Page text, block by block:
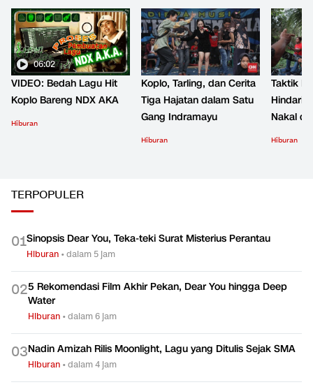
06:02
VIDEO: Bedah Lagu Hit
Koplo Bareng NDX AKA
Hiburan
Koplo, Tarling, dan Cerita
Tiga Hajatan dalam Satu
Gang Indramayu
Hiburan
Taktik
Hindari
Nakal
Hiburan
TERPOPULER
01Sinopsis Dear You, Teka-teki Surat Misterius Perantau
Hiburan •dalam 5 jam
025 Rekomendasi Film Akhir Pekan, Dear You hingga Deep
Water
Hiburan •dalam 6 jam
03Nadin Amizah Rilis Moonlight, Lagu yang Ditulis Sejak SMA
Hiburan •dalam 4 jam